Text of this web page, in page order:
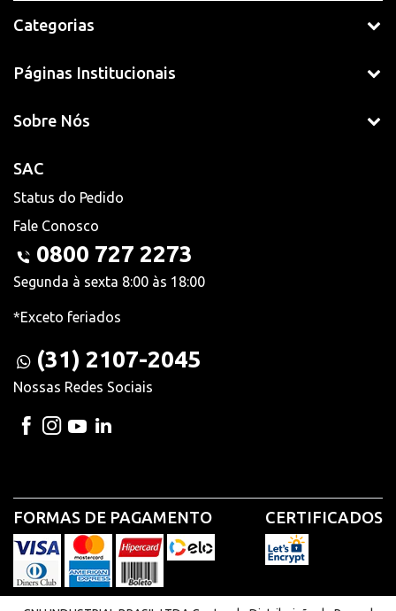
Categorias
Páginas Institucionais
Sobre Nós
SAC
Status do Pedido
Fale Conosco
0800 727 2273
Segunda à sexta 8:00 às 18:00
*Exceto feriados
(31) 2107-2045
Nossas Redes Sociais
FORMAS DE PAGAMENTO CERTIFICADOS